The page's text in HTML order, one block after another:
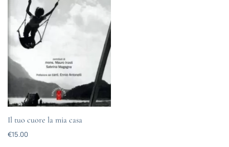
Il tuo cuore la mia casa
€15.00